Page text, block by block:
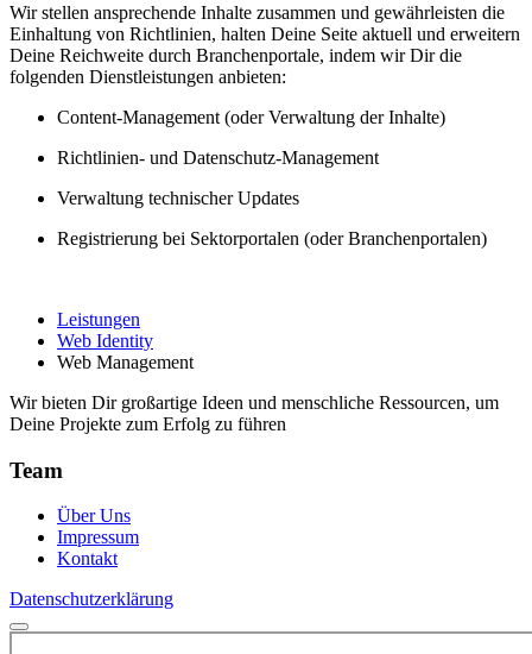
Wir stellen ansprechende Inhalte zusammen und gewährleisten die
Einhaltung von Richtlinien, halten Deine Seite aktuell und erweitern
Deine Reichweite durch Branchenportale, indem wir Dir die
folgenden Dienstleistungen anbieten:
Content-Management (oder Verwaltung der Inhalte)
Richtlinien- und Datenschutz-Management
Verwaltung technischer Updates
Registrierung bei Sektorportalen (oder Branchenportalen)
Leistungen
Web Identity
Web Management
Wir bieten Dir großartige Ideen und menschliche Ressourcen, um
Deine Projekte zum Erfolg zu führen
Team
Über Uns
Impressum
Kontakt
Datenschutzerklärung